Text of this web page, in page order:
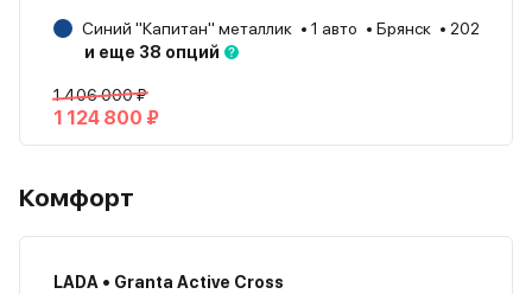
Синий "Капитан" металлик 1 авто Брянск
2026
и еще 38 опций
1 406 000 ₽
1 124 800 ₽
Комфорт
LADA • Granta Active Cross